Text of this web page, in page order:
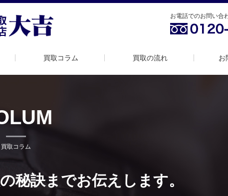
お電話でのお問い合
買取コラム 買取の流れ お
買取コラム
秘訣までお伝えします。